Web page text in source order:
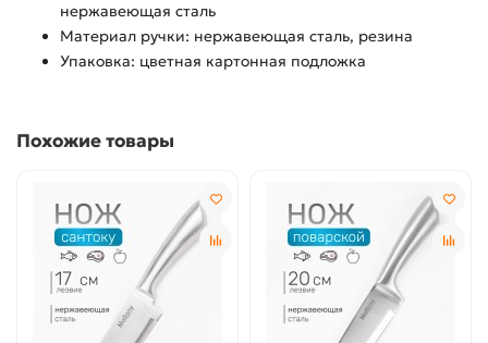
нержавеющая сталь
Материал ручки: нержавеющая сталь, резина
Упаковка: цветная картонная подложка
Похожие товары